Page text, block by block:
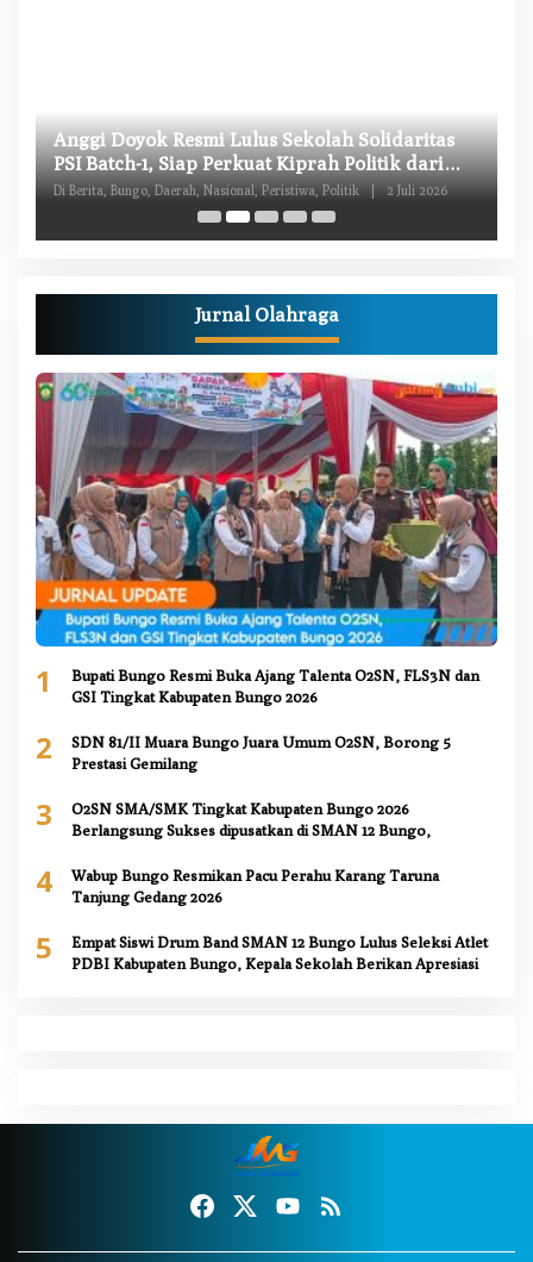
Anggi Doyok Resmi Lulus Sekolah Solidaritas
PSI Batch-1, Siap Perkuat Kiprah Politik dari
Daerah
Di Berita, Bungo, Daerah, Nasional, Peristiwa, Politik 2 Juli 2026
Jurnal Olahraga
1
Bupati Bungo Resmi Buka Ajang Talenta O2SN, FLS3N dan
GSI Tingkat Kabupaten Bungo 2026
2
SDN 81/II Muara Bungo Juara Umum O2SN, Borong 5
Prestasi Gemilang
3
O2SN SMA/SMK Tingkat Kabupaten Bungo 2026
Berlangsung Sukses dipusatkan di SMAN 12 Bungo,
4
Wabup Bungo Resmikan Pacu Perahu Karang Taruna
Tanjung Gedang 2026
5
Empat Siswi Drum Band SMAN 12 Bungo Lulus Seleksi Atlet
PDBI Kabupaten Bungo, Kepala Sekolah Berikan Apresiasi